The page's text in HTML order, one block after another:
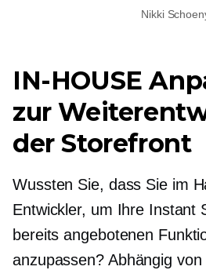
Nikki
IN-HOUSE
zur
der Storefront
Wussten Sie, dass Sie im
Entwickler, um Ihre Instant
bereits angebotenen
anzupassen? Abhängig